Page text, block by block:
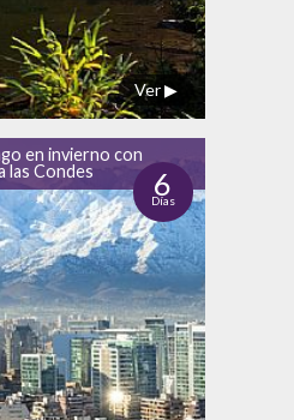
Ver ▶
en invierno con
las Condes
6
Días